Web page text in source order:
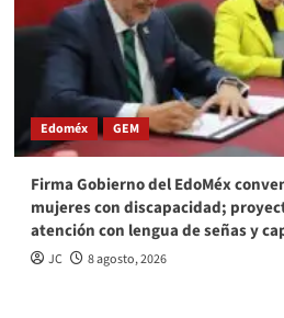
Edoméx GEM
Firma Gobierno del EdoMéx
mujeres con discapacidad;
atención con lengua de señas y
JC 8 agosto, 2026